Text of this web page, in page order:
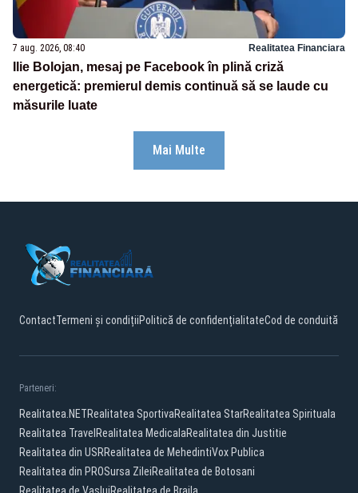
7 aug. 2026, 08:40 Realitatea Financiara
Ilie Bolojan, mesaj pe Facebook în plină criză
energetică: premierul demis continuă să se laude cu
măsurile luate
Mai Multe
ContactTermeni și condițiiPolitică de confidențialitateCod de conduită
Parteneri:
Realitatea.NETRealitatea SportivaRealitatea StarRealitatea Spirituala
Realitatea Travel Realitatea MedicalaRealitatea din Justitie
Realitatea din USRRealitatea de MehedintiVox Publica
Realitatea din PROSursa ZileiRealitatea de Botosani